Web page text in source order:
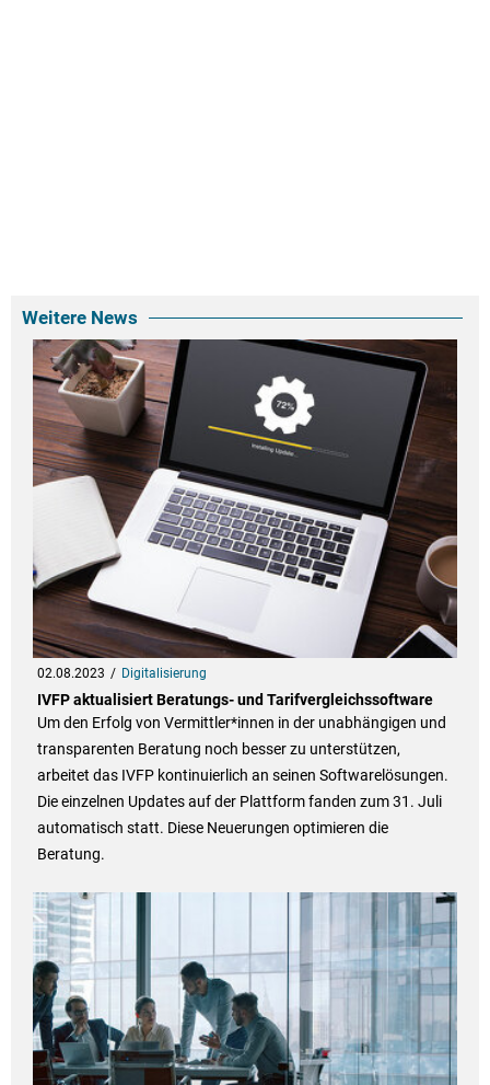
Weitere News
02.08.2023 Digitalisierung
IVFP aktualisiert Beratungs- und Tarifvergleichssoftware
Um den Erfolg von Vermittler*innen in der unabhängigen und
transparenten Beratung noch besser zu unterstützen,
arbeitet das IVFP kontinuierlich an seinen Softwarelösungen.
Die einzelnen Updates auf der Plattform fanden zum 31. Juli
automatisch statt. Diese Neuerungen optimieren die
Beratung.